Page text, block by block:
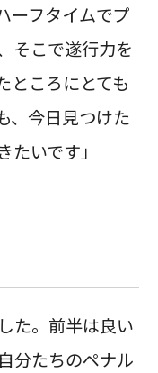
ーフタイムでプ
そこで遂行力を
ところにとても
、今日見つけた
いです」
た。前半は良い
分たちのペナル